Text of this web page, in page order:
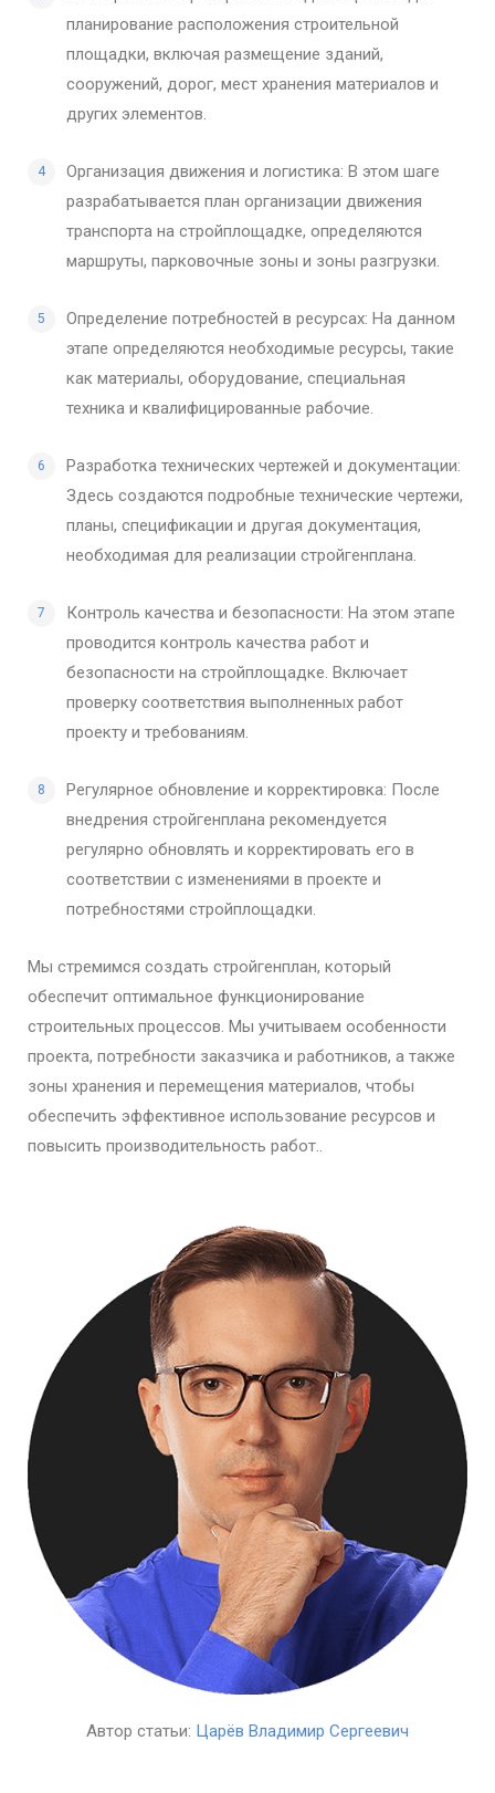
планирование расположения строительной
площадки, включая размещение зданий,
сооружений, дорог, мест хранения материалов и
других элементов.
Организация движения и логистика: В этом шаге
разрабатывается план организации движения
транспорта на стройплощадке, определяются
маршруты, парковочные зоны и зоны разгрузки.
Определение потребностей в ресурсах: На данном
этапе определяются необходимые ресурсы, такие
как материалы, оборудование, специальная
техника и квалифицированные рабочие.
Разработка технических чертежей и документации:
Здесь создаются подробные технические чертежи,
планы, спецификации и другая документация,
необходимая для реализации стройгенплана.
Контроль качества и безопасности: На этом этапе
проводится контроль качества работ и
безопасности на стройплощадке. Включает
проверку соответствия выполненных работ
проекту и требованиям.
Регулярное обновление и корректировка: После
внедрения стройгенплана рекомендуется
регулярно обновлять и корректировать его в
соответствии с изменениями в проекте и
потребностями стройплощадки.
Мы стремимся создать стройгенплан, который
обеспечит оптимальное функционирование
строительных процессов. Мы учитываем особенности
проекта, потребности заказчика и работников, а также
зоны хранения и перемещения материалов, чтобы
обеспечить эффективное использование ресурсов и
повысить производительность работ..
Автор статьи: Царёв Владимир Сергеевич